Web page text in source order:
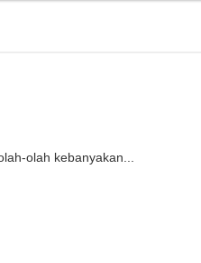
olah kebanyakan...